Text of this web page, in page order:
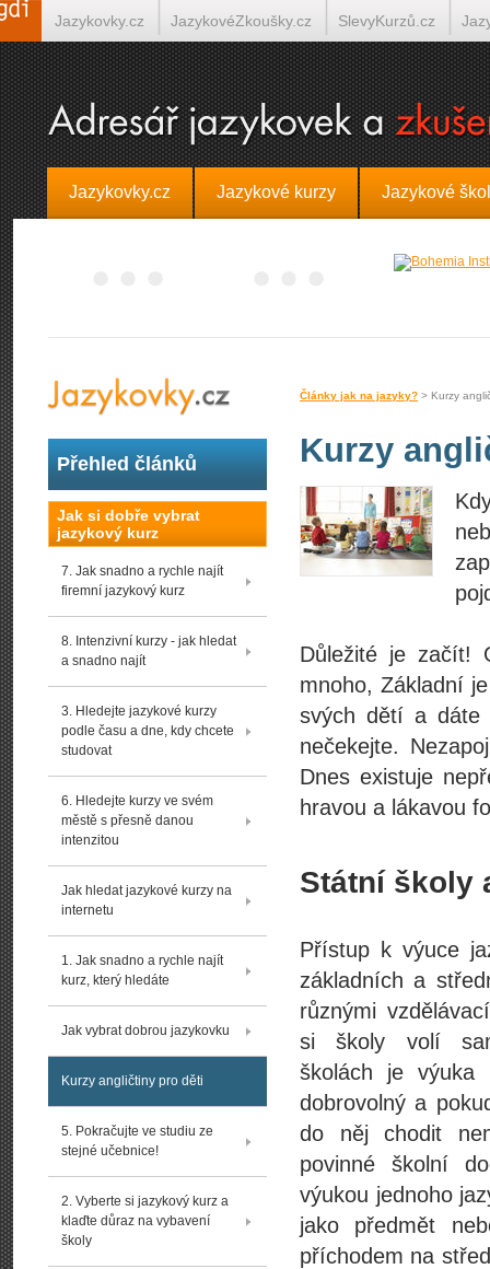
Jazykovky.cz Jazykové kurzy Jazykové
Články jak na jazyky? > Kurzy
Přehled článků
Jak si dobře vybrat
jazykový kurz
7. Jak snadno a rychle najít
firemní jazykový kurz
8. Intenzivní kurzy - jak hledat
a snadno najít
3. Hledejte jazykové kurzy
podle času a dne, kdy chcete
studovat
6. Hledejte kurzy ve svém
městě s přesně danou
intenzitou
Jak hledat jazykové kurzy na
internetu
1. Jak snadno a rychle najít
kurz, který hledáte
Jak vybrat dobrou jazykovku
Kurzy angličtiny pro děti
5. Pokračujte ve studiu ze
stejné učebnice!
2. Vyberte si jazykový kurz a
klaďte důraz na vybavení
školy
Kurzy
Důležité je začít!
mnoho, Základní
svých dětí a dáte
nečekejte.
Dnes existuje
hravou a lákavou
Státní školy
Přístup k výuce
základních a
různými
si školy volí
školách je
dobrovolný a
do něj chodit
povinné školní
výukou jednoho
jako předmět
příchodem na
Jazykovky.cz JazykovéZkoušky.cz SlevyKurzů.cz
Španělština on-line Italština on-line Tlumočení-